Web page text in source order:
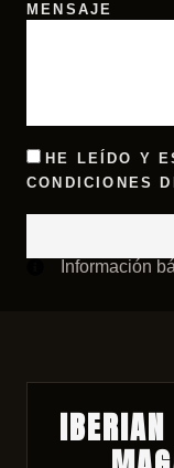
MENSAJE
HE LEÍDO Y
CONDICIONES
Información
IBERIAN